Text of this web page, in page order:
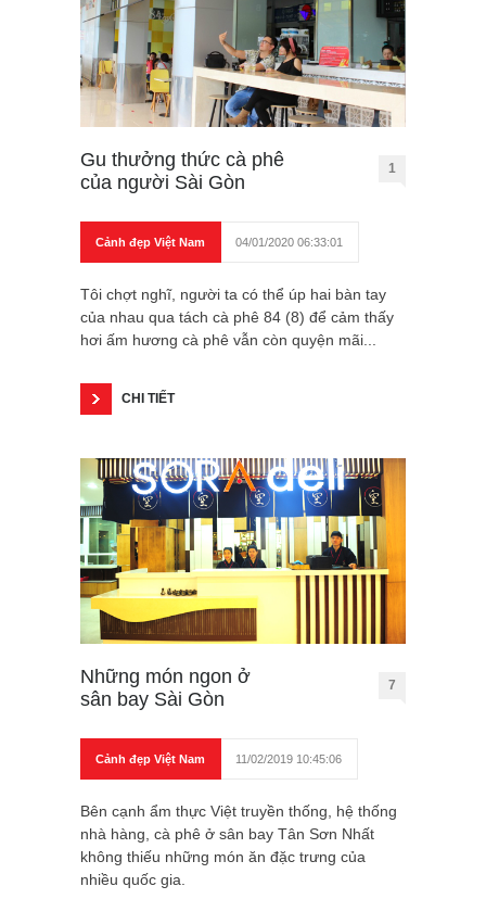
Gu thưởng thức cà phê
của người Sài Gòn
1
Cảnh đẹp Việt Nam 04/01/2020 06:33:01
Tôi chợt nghĩ, người ta có thể úp hai bàn tay
của nhau qua tách cà phê 84 (8) để cảm thấy
hơi ấm hương cà phê vẫn còn quyện mãi...
CHI TIẾT
Những món ngon ở
sân bay Sài Gòn
7
Cảnh đẹp Việt Nam 11/02/2019 10:45:06
Bên cạnh ẩm thực Việt truyền thống, hệ thống
nhà hàng, cà phê ở sân bay Tân Sơn Nhất
không thiếu những món ăn đặc trưng của
nhiều quốc gia.